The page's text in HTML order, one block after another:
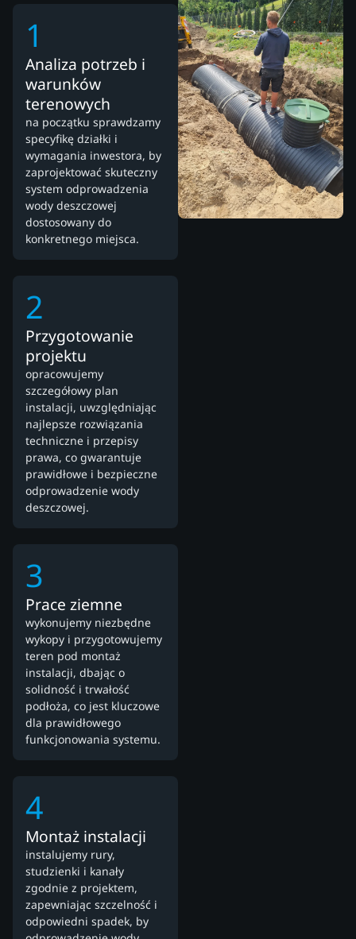
1
Analiza potrzeb i
warunków
terenowych
na początku sprawdzamy
specyfikę działki i
wymagania inwestora, by
zaprojektować skuteczny
system odprowadzenia
wody deszczowej
dostosowany do
konkretnego miejsca.
2
Przygotowanie
projektu
opracowujemy
szczegółowy plan
instalacji, uwzględniając
najlepsze rozwiązania
techniczne i przepisy
prawa, co gwarantuje
prawidłowe i bezpieczne
odprowadzenie wody
deszczowej.
3
Prace ziemne
wykonujemy niezbędne
wykopy i przygotowujemy
teren pod montaż
instalacji, dbając o
solidność i trwałość
podłoża, co jest kluczowe
dla prawidłowego
funkcjonowania systemu.
4
Montaż instalacji
instalujemy rury,
studzienki i kanały
zgodnie z projektem,
zapewniając szczelność i
odpowiedni spadek, by